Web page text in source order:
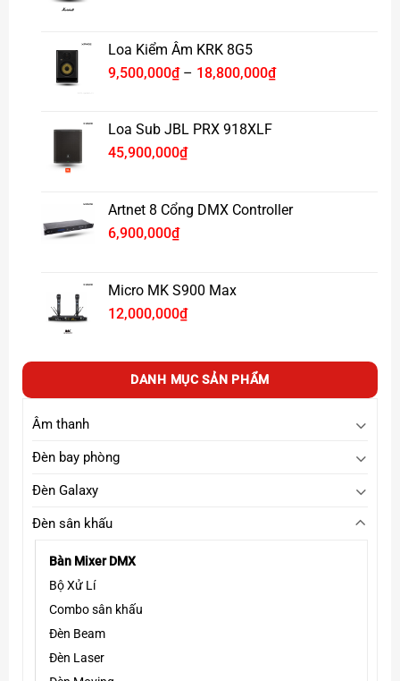
Loa Kiểm Âm KRK 8G5
9,500,000₫ – 18,800,000₫Khoảng
Loa Sub JBL PRX 918XLF
45,900,000₫
Artnet 8 Cổng DMX Controller
6,900,000₫
Micro MK S900 Max
12,000,000₫
DANH MỤC SẢN PHẨM
Âm thanh
Đèn bay phòng
Đèn Galaxy
Đèn sân khấu
Bàn Mixer DMX
Bộ Xử Lí
Combo sân khấu
Đèn Beam
Đèn Laser